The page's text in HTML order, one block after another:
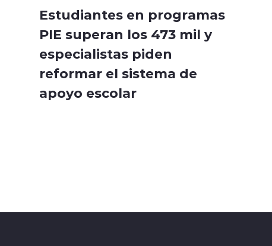
Estudiantes en programas
PIE superan los 473 mil y
especialistas piden
reformar el sistema de
apoyo escolar